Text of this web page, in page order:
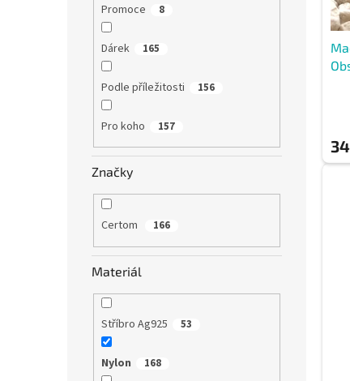
Promoce 8
Dárek 165
Podle příležitosti 156
Pro koho 157
Značky
Certom 166
Materiál
Stříbro Ag925 53
Nylon 168